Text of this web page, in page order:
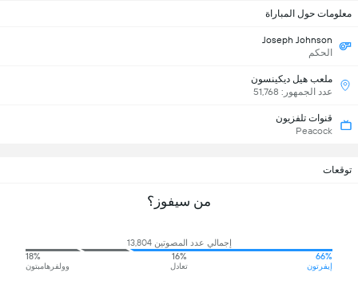
معلومات حول المباراة
Joseph Johnson
الحكم
ملعب هيل ديكينسون
عدد الجمهور: 51,768
قنوات تلفزيون
Peacock
توقعات
من سيفوز؟
إجمالي عدد المصوتين 13,804
66%
إيفرتون
16%
تعادل
18%
وولفرهامبتون